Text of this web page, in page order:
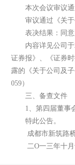
本次会议审议通
审议通过《关于
表决结果：同意
内容详见公司于
证券报》、《证券
露的《关于公司及
059）
三、备查文件
1、第四届董事会
特此公告。
成都市新筑路桥
二O一三年十月